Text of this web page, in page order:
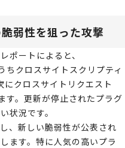
弱性を狙った攻撃
ートによると、
クロスサイトスクリプティ
クロスサイトリクエスト
す。更新が停止されたプラグ
状況です。
、新しい脆弱性が公表され
ます。特に人気の高いプラ